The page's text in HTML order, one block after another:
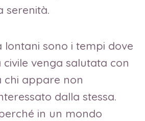
serenità.
lontani sono i tempi dove
venga salutata con
chi appare non
dalla stessa.
in un mondo